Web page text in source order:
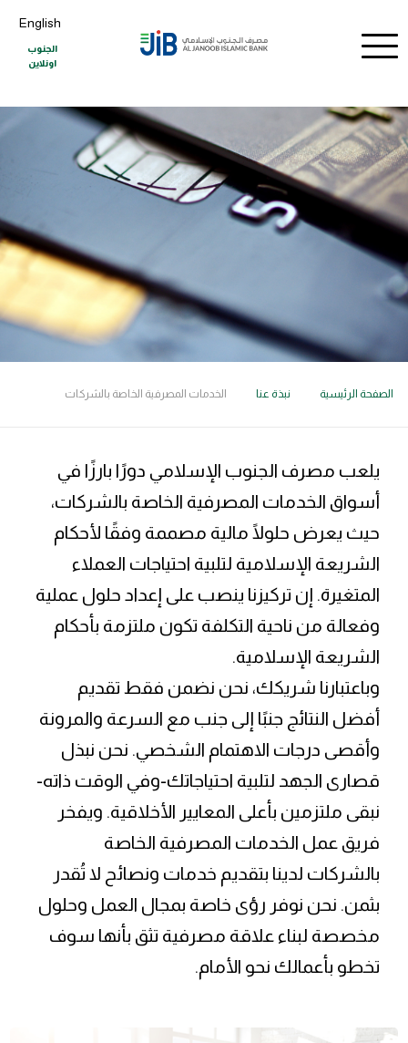
English
الجنوب
اونلاين
الصفحة الرئيسية نبذة عنا الخدمات المصرفية الخاصة بالشركات
يلعب مصرف الجنوب الإسلامي دورًا بارزًا في
أسواق الخدمات المصرفية الخاصة بالشركات،
حيث يعرض حلولًا مالية مصممة وفقًا لأحكام
الشريعة الإسلامية لتلبية احتياجات العملاء
المتغيرة. إن تركيزنا ينصب على إعداد حلول عملية
وفعالة من ناحية التكلفة تكون ملتزمة بأحكام
الشريعة الإسلامية.
وباعتبارنا شريكك، نحن نضمن فقط تقديم
أفضل النتائج جنبًا إلى جنب مع السرعة والمرونة
وأقصى درجات الاهتمام الشخصي. نحن نبذل
قصارى الجهد لتلبية احتياجاتك-وفي الوقت ذاته-
نبقى ملتزمين بأعلى المعايير الأخلاقية. ويفخر
فريق عمل الخدمات المصرفية الخاصة
بالشركات لدينا بتقديم خدمات ونصائح لا تُقدر
بثمن. نحن نوفر رؤى خاصة بمجال العمل وحلول
مخصصة لبناء علاقة مصرفية تثق بأنها سوف
تخطو بأعمالك نحو الأمام.